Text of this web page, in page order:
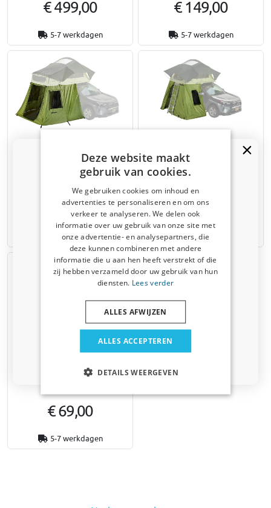
€ 499,00
5-7 werkdagen
€ 149,00
5-7 werkdagen
SkyRise HD Medium verlengd
Annex
€ 399,00
5-7 werkdagen
Daktent uitbreiding Yakima
SkyRise SL Medium Annex
€ 249,00
5-7 werkdagen
Voor één extra dwardrager
€ 69,00
5-7 werkdagen
Deze website maakt
gebruik van cookies.
We gebruiken cookies om inhoud en
advertenties te personaliseren en om ons
verkeer te analyseren. We delen ook
informatie over uw gebruik van onze site met
onze advertentie- en analysepartners, die
deze kunnen combineren met andere
informatie die u aan hen heeft verstrekt of die
zij hebben verzameld door uw gebruik van hun
diensten. Lees verder
ALLES ACCEPTEREN
ALLES AFWIJZEN
DETAILS WEERGEVEN
Kortingscode van 5% ontvangen?
Vertel ons waar u voor winkelt om uw korting te
ontvangen. Ik winkel voor mijn:
Auto
Bedrijfswagen
Huisdier